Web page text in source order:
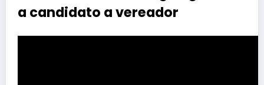
a candidato a vereador